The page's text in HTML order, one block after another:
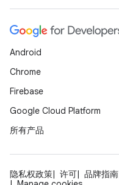
Android
Chrome
Firebase
Google Cloud Platform
所有产品
隐私权政策 许可 品牌指南